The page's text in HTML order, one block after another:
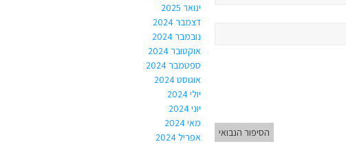
הסיפור הנבואי
ינואר 2025
דצמבר 2024
נובמבר 2024
אוקטובר 2024
ספטמבר 2024
אוגוסט 2024
יולי 2024
יוני 2024
מאי 2024
אפריל 2024